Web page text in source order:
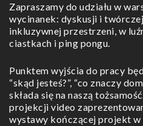
Zapraszamy do udziału w
wycinanek: dyskusji i
inkluzywnej przestrzeni, w
ciastkach i ping pongu.
Punktem wyjścia do pracy
“skąd jesteś?”, “co znaczy
składa się na naszą
projekcji video
wystawy kończącej projekt w